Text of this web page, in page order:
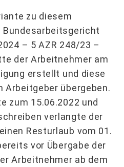
zu diesem
– 5 AZR 248/23 –
der Arbeitnehmer am
erstellt und diese
Arbeitgeber übergeben.
zum 15.06.2022 und
verlangte der
Resturlaub vom 01.
vor Übergabe der
Arbeitnehmer ab dem